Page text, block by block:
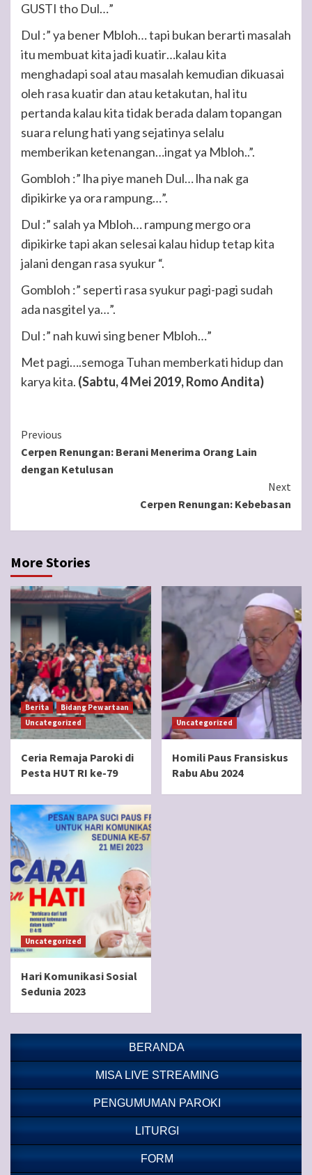
GUSTI tho Dul…”
Dul :” ya bener Mbloh… tapi bukan berarti masalah
itu membuat kita jadi kuatir…kalau kita
menghadapi soal atau masalah kemudian dikuasai
oleh rasa kuatir dan atau ketakutan, hal itu
pertanda kalau kita tidak berada dalam topangan
suara relung hati yang sejatinya selalu
memberikan ketenangan…ingat ya Mbloh..”.
Gombloh :” lha piye maneh Dul… lha nak ga
dipikirke ya ora rampung…”.
Dul :” salah ya Mbloh… rampung mergo ora
dipikirke tapi akan selesai kalau hidup tetap kita
jalani dengan rasa syukur “.
Gombloh :” seperti rasa syukur pagi-pagi sudah
ada nasgitel ya…”.
Dul :” nah kuwi sing bener Mbloh…”
Met pagi….semoga Tuhan memberkati hidup dan
karya kita. (Sabtu, 4 Mei 2019, Romo Andita)
Continue
Reading
Previous
Cerpen Renungan: Berani Menerima Orang Lain
dengan Ketulusan
Next
Cerpen Renungan: Kebebasan
More Stories
Berita
Bidang Pewartaan
Uncategorized
Ceria Remaja Paroki di
Pesta HUT RI ke-79
Uncategorized
Homili Paus Fransiskus
Rabu Abu 2024
Uncategorized
Hari Komunikasi Sosial
Sedunia 2023
BERANDA
MISA LIVE STREAMING
PENGUMUMAN PAROKI
LITURGI
FORM